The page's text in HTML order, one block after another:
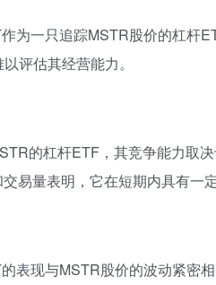
为一只追踪MSTR股价的杠杆
评估其经营能力。
的杠杆ETF，其竞争能力取
易量表明，它在短期内具有一定
表现与MSTR股价的波动紧密